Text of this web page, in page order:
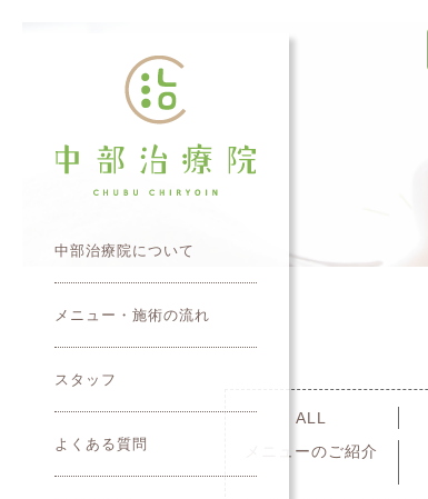
中部治療院について
メニュー・施術の流れ
スタッフ
よくある質問
ALL
メニューのご紹介